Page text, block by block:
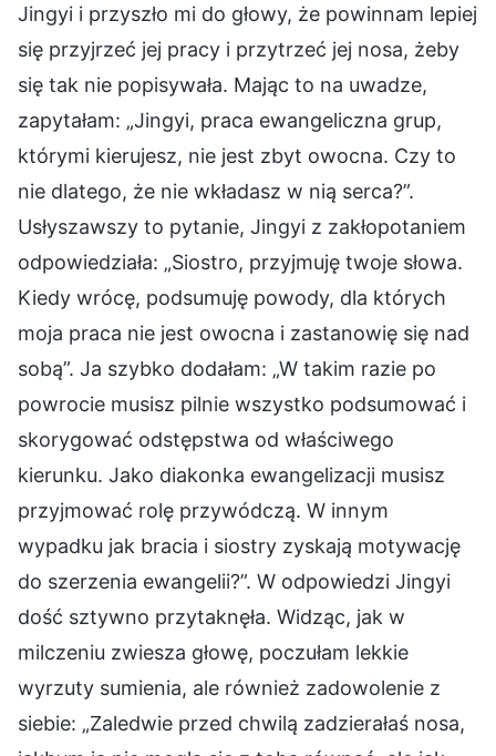
Jingyi i przyszło mi do głowy, że powinnam lepiej
się przyjrzeć jej pracy i przytrzeć jej nosa, żeby
się tak nie popisywała. Mając to na uwadze,
zapytałam: „Jingyi, praca ewangeliczna grup,
którymi kierujesz, nie jest zbyt owocna. Czy to
nie dlatego, że nie wkładasz w nią serca?”.
Usłyszawszy to pytanie, Jingyi z zakłopotaniem
odpowiedziała: „Siostro, przyjmuję twoje słowa.
Kiedy wrócę, podsumuję powody, dla których
moja praca nie jest owocna i zastanowię się nad
sobą”. Ja szybko dodałam: „W takim razie po
powrocie musisz pilnie wszystko podsumować i
skorygować odstępstwa od właściwego
kierunku. Jako diakonka ewangelizacji musisz
przyjmować rolę przywódczą. W innym
wypadku jak bracia i siostry zyskają motywację
do szerzenia ewangelii?”. W odpowiedzi Jingyi
dość sztywno przytaknęła. Widząc, jak w
milczeniu zwiesza głowę, poczułam lekkie
wyrzuty sumienia, ale również zadowolenie z
siebie: „Zaledwie przed chwilą zadzierałaś nosa,